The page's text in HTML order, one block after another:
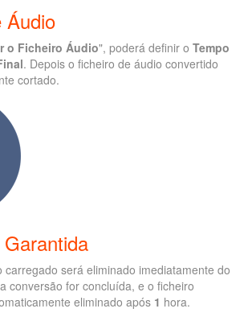
Áudio
o Ficheiro Áudio", poderá definir o Tempo
. Depois o ficheiro de áudio convertido
cortado.
carregado será eliminado imediatamente do
conversão for concluída, e o ficheiro
eliminado após 1 hora.